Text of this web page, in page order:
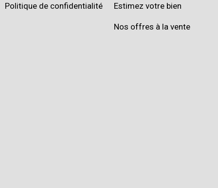
Politique de confidentialité Estimez votre bien
Nos offres à la vente